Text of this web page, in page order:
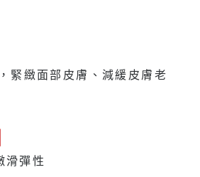
緊緻面部皮膚、減緩皮膚老
滑彈性